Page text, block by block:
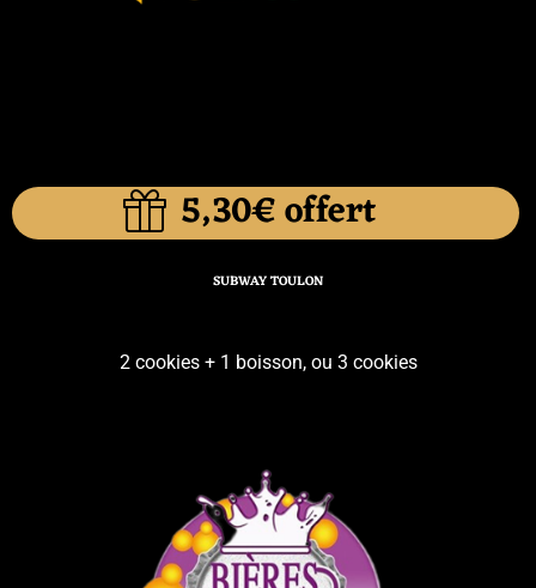
5,30€ offert
SUBWAY TOULON
2 cookies + 1 boisson, ou 3 cookies